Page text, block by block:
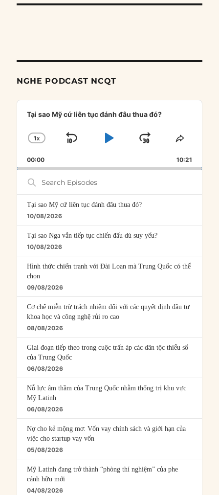
NGHE PODCAST NCQT
Audio
Player
Tại sao Mỹ cứ liên tục đánh đâu thua đó?
CHANGE
RATE
1X
SKIP
PLAYJUMP
FORWARD
SHARE
00:00 10:21
Search
Episodes
Tại sao Mỹ cứ liên tục đánh đâu thua đó?
10/08/2026
Tại sao Nga vẫn tiếp tục chiến đấu dù suy yếu?
10/08/2026
Hình thức chiến tranh với Đài Loan mà Trung Quốc có thể
chọn
09/08/2026
Cơ chế miễn trừ trách nhiệm đối với các quyết định đầu tư
khoa học và công nghệ rủi ro cao
08/08/2026
Giai đoạn tiếp theo trong cuộc trấn áp các dân tộc thiểu số
của Trung Quốc
06/08/2026
Nỗ lực âm thầm của Trung Quốc nhằm thống trị khu vực
Mỹ Latinh
06/08/2026
Nợ cho kẻ mộng mơ: Vốn vay chính sách và giới hạn của
việc cho startup vay vốn
05/08/2026
Mỹ Latinh đang trở thành “phòng thí nghiệm” của phe
cánh hữu mới
04/08/2026